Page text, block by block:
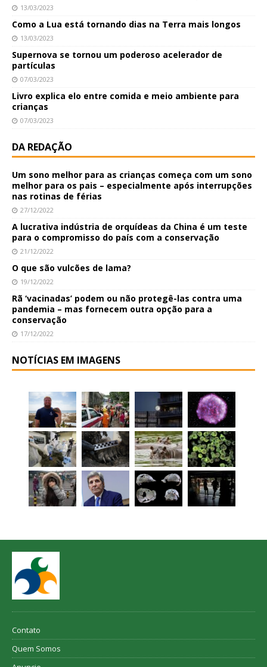
13/03/2023
Como a Lua está tornando dias na Terra mais longos
13/03/2023
Supernova se tornou um poderoso acelerador de
partículas
07/03/2023
Livro explica elo entre comida e meio ambiente para
crianças
07/03/2023
DA REDAÇÃO
Um sono melhor para as crianças começa com um sono
melhor para os pais – especialmente após interrupções
nas rotinas de férias
27/12/2022
A lucrativa indústria de orquídeas da China é um teste
para o compromisso do país com a conservação
21/12/2022
O que são vulcões de lama?
19/12/2022
Rã ‘vacinadas’ podem ou não protegê-las contra uma
pandemia – mas fornecem outra opção para a
conservação
17/12/2022
NOTÍCIAS EM IMAGENS
Contato
Quem Somos